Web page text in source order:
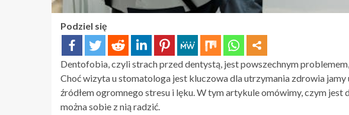
Podziel się
Dentofobia, czyli strach przed dentystą, jest powszechnym
Choć wizyta u stomatologa jest kluczowa dla utrzymania zdrowia
źródłem ogromnego stresu i lęku. W tym artykule omówimy, czym
można sobie z nią radzić.